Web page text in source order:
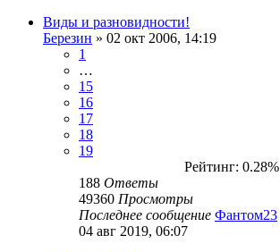
Виды и разновидности!
Березин » 02 окт 2006, 14:19
1
…
15
16
17
18
19
Рейтинг: 0.28%
188 Ответы
49360 Просмотры
Последнее сообщение Фантом23
04 авг 2019, 06:07